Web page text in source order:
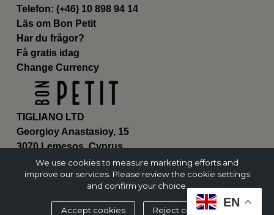
TIGLIANO LTD
Georgioy Anastasioy, 15
3070 Lemesos, Cyprus
ΗΕ 430179
Telefon: (+46) 10 898 94 14
Läs om Bon Petit
Har du frågor?
Få gratis idag
Change Currency
EN
We use cookies to measure marketing efforts and
improve our services. Please review the cookie settings
and confirm your choice.
Accept cookies Reject cookies